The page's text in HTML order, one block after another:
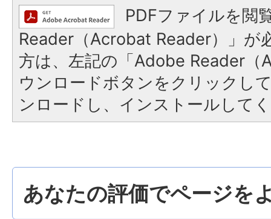
PDFファイルを閲
Reader（Acrobat Reader）」が
方は、左記の「Adobe Reader（
ウンロードボタンをクリックし
ンロードし、インストールして
あなたの評価でページを